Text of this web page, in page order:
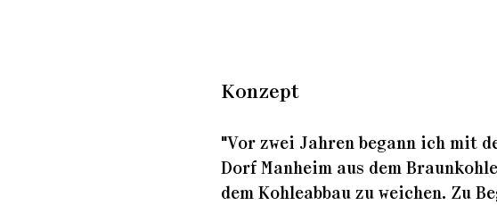
Konzept
"Vor zwei Jahren begann ich mit
Dorf Manheim aus dem
dem Kohleabbau zu weichen. Zu